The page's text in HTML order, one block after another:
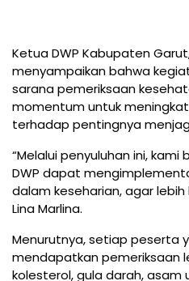
Ketua DWP Kabupaten
menyampaikan bahwa
sarana pemeriksaan
momentum untuk
terhadap pentingnya
“Melalui penyuluhan ini,
DWP dapat
dalam keseharian, agar
Lina Marlina.
Menurutnya, setiap peserta
mendapatkan pemeriksaan
kolesterol, gula darah, asam